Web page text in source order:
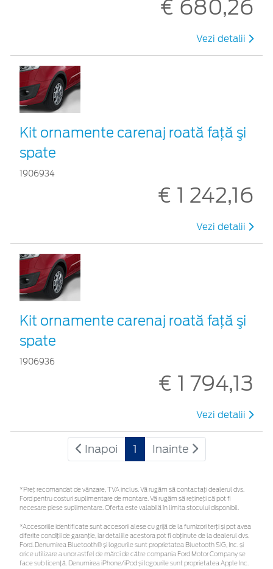
€ 680,26
Vezi detalii
Kit ornamente carenaj roată faţă şi
spate
1906934
€ 1 242,16
Vezi detalii
Kit ornamente carenaj roată faţă şi
spate
1906936
€ 1 794,13
Vezi detalii
Inapoi 1 Inainte
*Preţ recomandat de vânzare, TVA inclus. Vă rugăm să contactaţi dealerul dvs.
Ford pentru costuri suplimentare de montare. Vă rugăm să rețineți că pot fi
necesare piese suplimentare. Oferta este valabilă în limita stocului disponibil.
*Accesoriile identificate sunt accesorii alese cu grijă de la furnizori terți și pot avea
diferite condiții de garanție, iar detaliile acestora pot fi obținute de la dealerul dvs.
Ford. Denumirea Bluetooth® și logourile sunt proprietatea Bluetooth SIG, Inc. și
orice utilizare a unor astfel de mărci de către compania Ford Motor Company se
face sub licență. Denumirea iPhone/iPod și logourile sunt proprietatea Apple Inc.